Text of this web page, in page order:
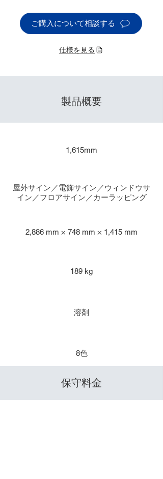
ご購入について相談する
仕様を見る
製品概要
1,615mm
屋外サイン／電飾サイン／ウィンドウサ
イン／フロアサイン／カーラッピング
2,886 mm × 748 mm × 1,415 mm
189 kg
溶剤
8色
​保守料金